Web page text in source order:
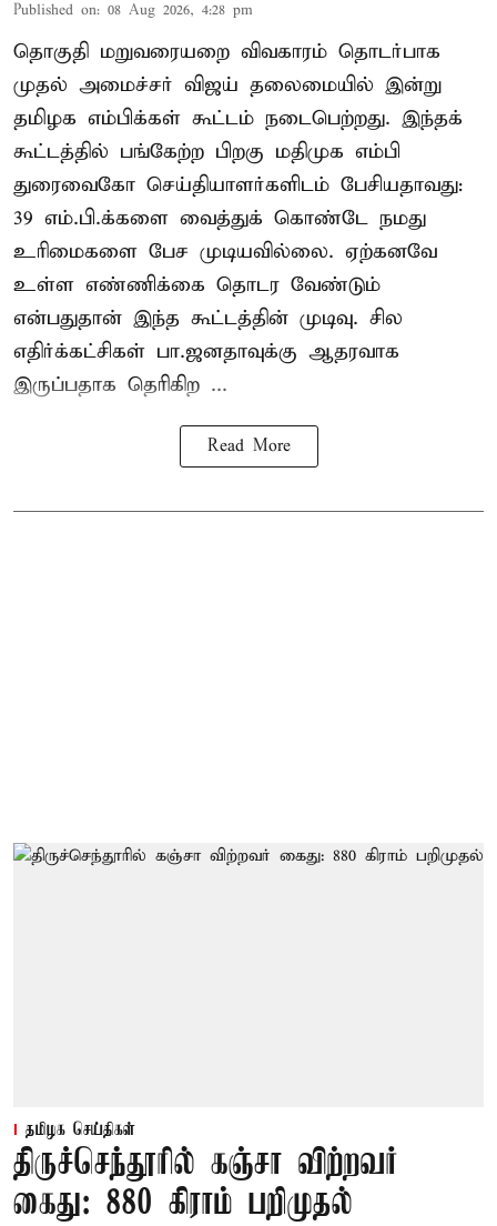
Published on: 08 Aug 2026, 4:28 pm
தொகுதி மறுவரையறை விவகாரம் தொடர்பாக
முதல் அமைச்சர் விஜய் தலைமையில் இன்று
தமிழக எம்பிக்கள் கூட்டம் நடைபெற்றது. இந்தக்
கூட்டத்தில் பங்கேற்ற பிறகு மதிமுக எம்பி
துரைவைகோ செய்தியாளர்களிடம் பேசியதாவது:
39 எம்.பி.க்களை வைத்துக் கொண்டே நமது
உரிமைகளை பேச முடியவில்லை. ஏற்கனவே
உள்ள எண்ணிக்கை தொடர வேண்டும்
என்பதுதான் இந்த கூட்டத்தின் முடிவு. சில
எதிர்க்கட்சிகள் பா.ஜனதாவுக்கு ஆதரவாக
இருப்பதாக தெரிகிற ...
Read More
தமிழக செய்திகள்
திருச்செந்தூரில் கஞ்சா விற்றவர்
கைது: 880 கிராம் பறிமுதல்